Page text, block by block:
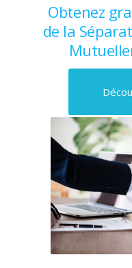
Obtenez
de la